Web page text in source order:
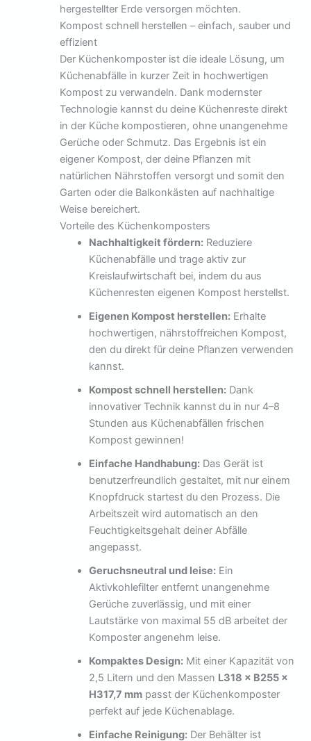
hergestellter Erde versorgen möchten.
Kompost schnell herstellen – einfach, sauber und
effizient
Der Küchenkomposter ist die ideale Lösung, um
Küchenabfälle in kurzer Zeit in hochwertigen
Kompost zu verwandeln. Dank modernster
Technologie kannst du deine Küchenreste direkt
in der Küche kompostieren, ohne unangenehme
Gerüche oder Schmutz. Das Ergebnis ist ein
eigener Kompost, der deine Pflanzen mit
natürlichen Nährstoffen versorgt und somit den
Garten oder die Balkonkästen auf nachhaltige
Weise bereichert.
Vorteile des Küchenkomposters
Nachhaltigkeit fördern: Reduziere
Küchenabfälle und trage aktiv zur
Kreislaufwirtschaft bei, indem du aus
Küchenresten eigenen Kompost herstellst.
Eigenen Kompost herstellen: Erhalte
hochwertigen, nährstoffreichen Kompost,
den du direkt für deine Pflanzen verwenden
kannst.
Kompost schnell herstellen: Dank
innovativer Technik kannst du in nur 4–8
Stunden aus Küchenabfällen frischen
Kompost gewinnen!
Einfache Handhabung: Das Gerät ist
benutzerfreundlich gestaltet, mit nur einem
Knopfdruck startest du den Prozess. Die
Arbeitszeit wird automatisch an den
Feuchtigkeitsgehalt deiner Abfälle
angepasst.
Geruchsneutral und leise: Ein
Aktivkohlefilter entfernt unangenehme
Gerüche zuverlässig, und mit einer
Lautstärke von maximal 55 dB arbeitet der
Komposter angenehm leise.
Kompaktes Design: Mit einer Kapazität von
2,5 Litern und den Massen L318 × B255 ×
H317,7 mm passt der Küchenkomposter
perfekt auf jede Küchenablage.
Einfache Reinigung: Der Behälter ist